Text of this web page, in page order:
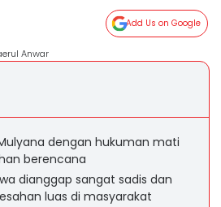
Add Us on Google
Anwar
dengan hukuman mati
berencana
dianggap sangat sadis dan
luas di masyarakat